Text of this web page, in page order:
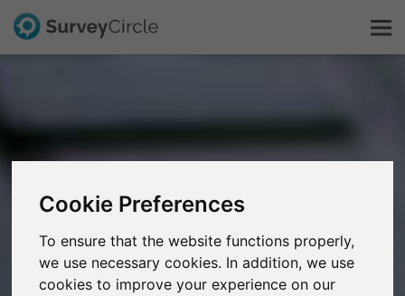
Cookie Preferences
To ensure that the website functions properly,
we use necessary cookies. In addition, we use
cookies to improve your experience on our
Questo è SurveyCircle
Scopri la ricerca
FAQ